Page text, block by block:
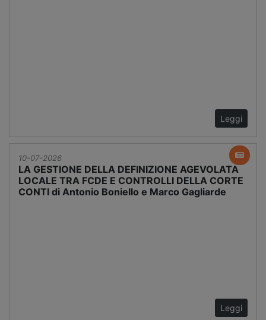
Leggi
10-07-2026
LA GESTIONE DELLA DEFINIZIONE AGEVOLATA
LOCALE TRA FCDE E CONTROLLI DELLA CORTE
CONTI di Antonio Boniello e Marco Gagliarde
Leggi